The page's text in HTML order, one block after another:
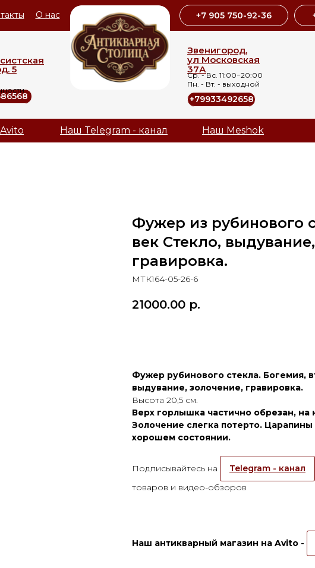
О нас
5
+7 905 750-92-36
Звенигород,
ул Московская
37А
Ср. - Вс. 11:00−20:00
Пн. - Вт. - выходной
+79933492658
Наш Meshok
Наш Telegram - канал
Фужер из рубинового
век Стекло,
гравировка.
МТК164-05-26-6
21000.00 р.
Фужер рубинового стекла. Богемия,
выдувание, золочение, гравировка.
Высота 20,5 см.
Верх горлышка частично обрезан,
Золочение слегка потерто.
хорошем состоянии.
Подписывайтесь на Telegram - канал
товаров и видео-обзоров
Наш антикварный магазин на Avito -